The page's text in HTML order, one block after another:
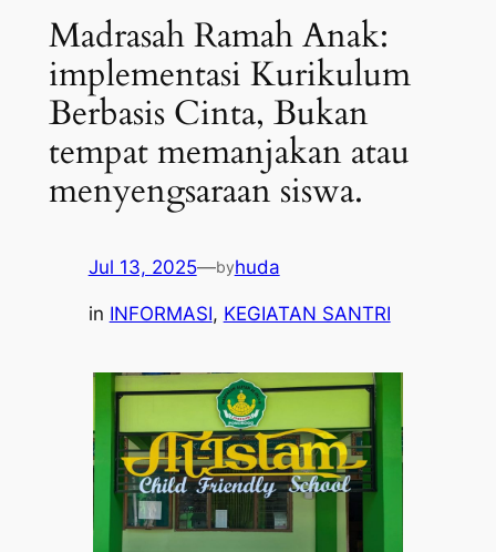
Madrasah Ramah Anak:
implementasi Kurikulum
Berbasis Cinta, Bukan
tempat memanjakan atau
menyengsaraan siswa.
Jul 13, 2025—byhuda
in INFORMASI, KEGIATAN SANTRI